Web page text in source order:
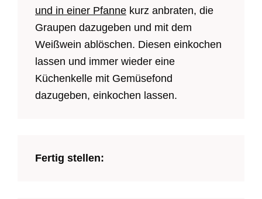
und in einer Pfanne kurz anbraten, die
Graupen dazugeben und mit dem
Weißwein ablöschen. Diesen einkochen
lassen und immer wieder eine
Küchenkelle mit Gemüsefond
dazugeben, einkochen lassen.
Fertig stellen: